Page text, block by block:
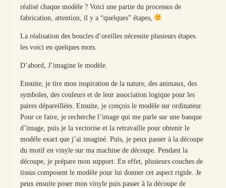
réalisé chaque modèle ? Voici une partie du processus de
fabrication, attention, il y a “quelques” étapes,
La réalisation des boucles d’oreilles nécessite plusieurs étapes.
les voici en quelques mots.
D’abord, J’imagine le modèle.
Ensuite, je tire mon inspiration de la nature, des animaux, des
symboles, des couleurs et de leur association logique pour les
paires dépareillées. Ensuite, je conçois le modèle sur ordinateur.
Pour ce faire, je recherche l’image qui me parle sur une banque
d’image, puis je la vectorise et la retravaille pour obtenir le
modèle exact que j’ai imaginé. Puis, je peux passer à la découpe
du motif en vinyle sur ma machine de découpe. Pendant la
découpe, je prépare mon support. En effet, plusieurs couches de
tissus composent le modèle pour lui donner cet aspect rigide. Je
peux ensuite poser mon vinyle puis passer à la découpe de